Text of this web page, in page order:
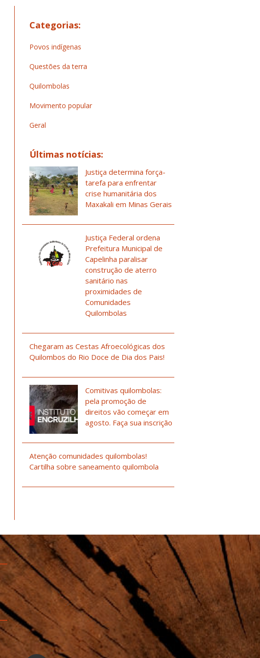
Categorias:
Povos indígenas
Questões da terra
Quilombolas
Movimento popular
Geral
Últimas notícias:
Justiça determina força-
tarefa para enfrentar
crise humanitária dos
Maxakali em Minas Gerais
Justiça Federal ordena
Prefeitura Municipal de
Capelinha paralisar
construção de aterro
sanitário nas
proximidades de
Comunidades
Quilombolas
Chegaram as Cestas Afroecológicas dos
Quilombos do Rio Doce de Dia dos Pais!
Comitivas quilombolas:
pela promoção de
direitos vão começar em
agosto. Faça sua inscrição
Atenção comunidades quilombolas!
Cartilha sobre saneamento quilombola